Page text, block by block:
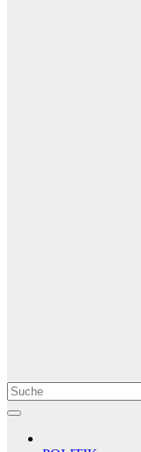
Le Matin
AGENCE DE